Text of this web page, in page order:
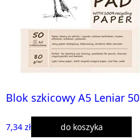
Blok szkicowy A5 Leniar
7,34 zł do koszyka